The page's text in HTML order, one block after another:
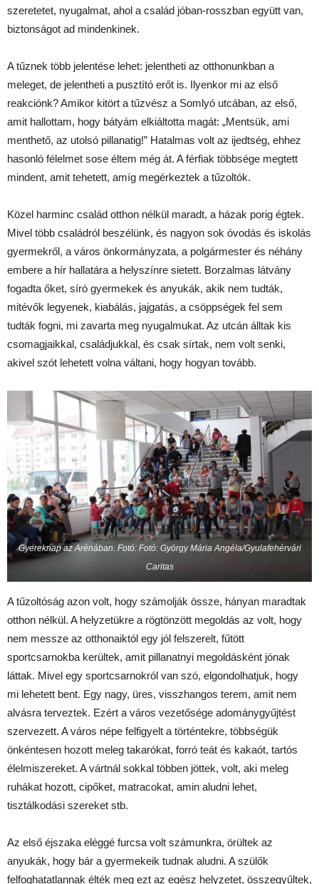
szeretetet, nyugalmat, ahol a család jóban-rosszban együtt van,
biztonságot ad mindenkinek.
A tűznek több jelentése lehet: jelentheti az otthonunkban a
meleget, de jelentheti a pusztító erőt is. Ilyenkor mi az első
reakciónk? Amikor kitört a tűzvész a Somlyó utcában, az első,
amit hallottam, hogy bátyám elkiáltotta magát: „Mentsük, ami
menthető, az utolsó pillanatig!” Hatalmas volt az ijedtség, ehhez
hasonló félelmet sose éltem még át. A férfiak többsége megtett
mindent, amit tehetett, amíg megérkeztek a tűzoltók.
Közel harminc család otthon nélkül maradt, a házak porig égtek.
Mivel több családról beszélünk, és nagyon sok óvodás és iskolás
gyermekről, a város önkormányzata, a polgármester és néhány
embere a hír hallatára a helyszínre sietett. Borzalmas látvány
fogadta őket, síró gyermekek és anyukák, akik nem tudták,
mitévők legyenek, kiabálás, jajgatás, a csöppségek fel sem
tudták fogni, mi zavarta meg nyugalmukat. Az utcán álltak kis
csomagjaikkal, családjukkal, és csak sírtak, nem volt senki,
akivel szót lehetett volna váltani, hogy hogyan tovább.
Gyereknap az Arénában. Fotó: Fotó: György Mária Angéla/Gyulafehérvári
Caritas
A tűzoltóság azon volt, hogy számolják össze, hányan maradtak
otthon nélkül. A helyzetükre a rögtönzött megoldás az volt, hogy
nem messze az otthonaiktól egy jól felszerelt, fűtött
sportcsarnokba kerültek, amit pillanatnyi megoldásként jónak
láttak. Mivel egy sportcsarnokról van szó, elgondolhatjuk, hogy
mi lehetett bent. Egy nagy, üres, visszhangos terem, amit nem
alvásra terveztek. Ezért a város vezetősége adománygyűjtést
szervezett. A város népe felfigyelt a történtekre, többségük
önkéntesen hozott meleg takarókat, forró teát és kakaót, tartós
élelmiszereket. A vártnál sokkal többen jöttek, volt, aki meleg
ruhákat hozott, cipőket, matracokat, amin aludni lehet,
tisztálkodási szereket stb.
Az első éjszaka eléggé furcsa volt számunkra, örültek az
anyukák, hogy bár a gyermekeik tudnak aludni. A szülők
felfoghatatlannak élték meg ezt az egész helyzetet, összegyűltek,